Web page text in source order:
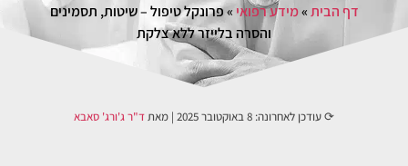
דף הבית»מידע רפואי»פרונקל טיפול – שיטות, תסמינים
והסרה בלייזר ללא צלקת
⟳ עודכן לאחרונה:8 באוקטובר 2025 | מאתד"ר ג'ורג' סאבא